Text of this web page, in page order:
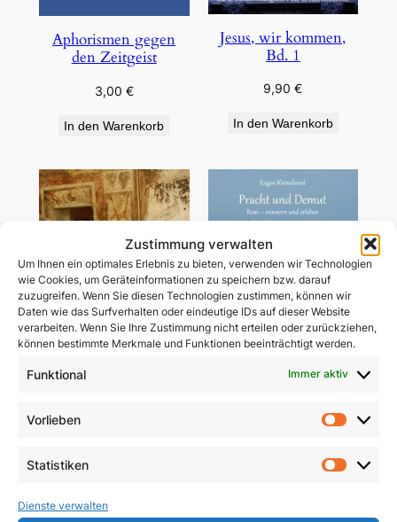
Zustimmung verwalten
Um Ihnen ein optimales Erlebnis zu bieten, verwenden wir Technologien
wie Cookies, um Geräteinformationen zu speichern bzw. darauf
zuzugreifen. Wenn Sie diesen Technologien zustimmen, können wir
Daten wie das Surfverhalten oder eindeutige IDs auf dieser Website
verarbeiten. Wenn Sie Ihre Zustimmung nicht erteilen oder zurückziehen,
können bestimmte Merkmale und Funktionen beeinträchtigt werden.
Funktional Immer aktiv
Vorlieben
Statistiken
Dienste verwalten
Aphorismen gegen
den Zeitgeist
3,00 €
In den Warenkorb
Jesus, wir kommen,
Bd. 1
9,90€
In den Warenkorb
Pracht und Demut